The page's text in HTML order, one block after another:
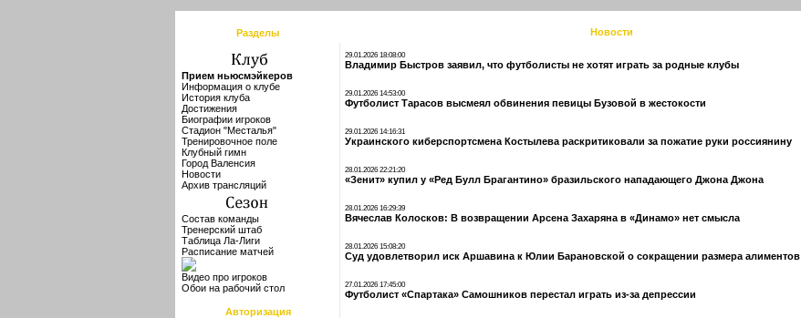
Разделы
Прием ньюсмэйкеров
Информация о клубе
История клуба
Достижения
Биографии игроков
Стадион "Месталья"
Тренировочное поле
Клубный гимн
Город Валенсия
Новости
Архив трансляций
Состав команды
Тренерский штаб
Таблица Ла-Лиги
Расписание матчей
Видео про игроков
Обои на рабочий стол
Авторизация
Новости
29.01.2026 18:08:00
Владимир Быстров заявил, что футболисты не хотят играть за родные клубы
29.01.2026 14:53:00
Футболист Тарасов высмеял обвинения певицы Бузовой в жестокости
29.01.2026 14:16:31
Украинского киберспортсмена Костылева раскритиковали за пожатие руки россиянину
28.01.2026 22:21:20
«Зенит» купил у «Ред Булл Брагантино» бразильского нападающего Джона Джона
28.01.2026 16:29:39
Вячеслав Колосков: В возвращении Арсена Захаряна в «Динамо» нет смысла
28.01.2026 15:08:20
Суд удовлетворил иск Аршавина к Юлии Барановской о сокращении размера алиментов
27.01.2026 17:45:00
Футболист «Спартака» Самошников перестал играть из-за депрессии